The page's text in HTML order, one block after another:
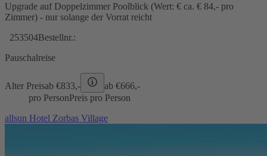
Upgrade auf Doppelzimmer Poolblick (Wert: € ca. € 84,- pro
Zimmer) - nur solange der Vorrat reicht
253504Bestellnr.:
Pauschalreise
Alter Preisab €833,- ab €666,-
pro PersonPreis pro Person
allsun Hotel Zorbas Village